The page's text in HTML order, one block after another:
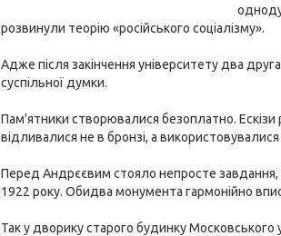
розвинули теорію «російського соціалізму».
Адже після закінчення університету два
суспільної думки.
Пам'ятники створювалися безоплатно.
відливалися не в бронзі, а
Перед Андрєєвим стояло непросте завдання,
1922 року. Обидва монумента гармонійно
Так у дворику старого будинку